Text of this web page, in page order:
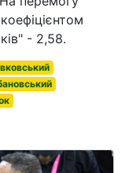
- 2,58.